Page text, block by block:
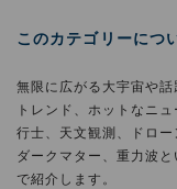
このカテゴリーにつ
無限に広がる大宇宙や
トレンド、ホットなニ
行士、天文観測、ドロ
ダークマター、重力波
で紹介します。